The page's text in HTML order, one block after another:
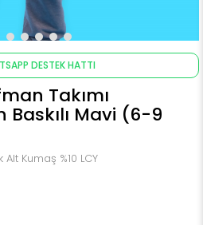
DESTEK HATTI
Takımı
Mavi (6-9
Kumaş %10 LCY